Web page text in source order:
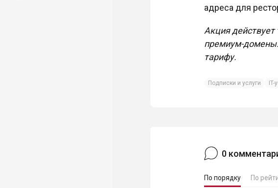
адреса для
Акция действует
премиум-домены.
тарифу.
Подписки и услуги
0
По порядку По